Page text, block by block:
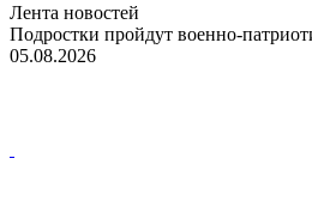
Лента новостей
Подростки пройдут военно-
05.08.2026